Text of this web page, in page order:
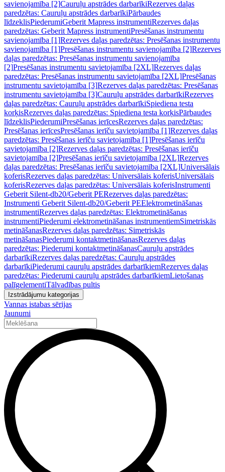
savienojamība [2]Cauruļu apstrādes darbarīkiRezerves daļas
paredzētas: Cauruļu apstrādes darbarīkiPārbaudes
līdzeklisPiederumiGeberit Mapress instrumentiRezerves daļas
paredzētas: Geberit Mapress instrumentiPresēšanas instrumentu
savienojamība [1]Rezerves daļas paredzētas: Presēšanas instrumentu
savienojamība [1]Presēšanas instrumentu savienojamība [2]Rezerves
daļas paredzētas: Presēšanas instrumentu savienojamība
[2]Presēšanas instrumentu savietojamība [2XL]Rezerves daļas
paredzētas: Presēšanas instrumentu savietojamība [2XL]Presēšanas
instrumentu savietojamība [3]Rezerves daļas paredzētas: Presēšanas
instrumentu savietojamība [3]Cauruļu apstrādes darbarīkiRezerves
daļas paredzētas: Cauruļu apstrādes darbarīkiSpiediena testa
korķisRezerves daļas paredzētas: Spiediena testa korķisPārbaudes
līdzeklisPiederumiPresēšanas ierīcesRezerves daļas paredzētas:
Presēšanas ierīcesPresēšanas ierīču savietojamība [1]Rezerves daļas
paredzētas: Presēšanas ierīču savietojamība [1]Presēšanas ierīču
savietojamība [2]Rezerves daļas paredzētas: Presēšanas ierīču
savietojamība [2]Presēšanas ierīču savietojamība [2XL]Rezerves
daļas paredzētas: Presēšanas ierīču savietojamība [2XL]Universālais
koferisRezerves daļas paredzētas: Universālais koferisUniversālais
koferisRezerves daļas paredzētas: Universālais koferisInstrumenti
Geberit Silent-db20/Geberit PERezerves daļas paredzētas:
Instrumenti Geberit Silent-db20/Geberit PEElektrometināšanas
instrumentiRezerves daļas paredzētas: Elektrometināšanas
instrumentiPiederumi elektrometināšanas instrumentiemSimetriskās
metināšanasRezerves daļas paredzētas: Simetriskās
metināšanasPiederumi kontaktmetināšanasRezerves daļas
paredzētas: Piederumi kontaktmetināšanasCauruļu apstrādes
darbarīkiRezerves daļas paredzētas: Cauruļu apstrādes
darbarīkiPiederumi cauruļu apstrādes darbarīkiemRezerves daļas
paredzētas: Piederumi cauruļu apstrādes darbarīkiemLietošanas
palīgelementiTālvadības pultis
Izstrādājumu kategorijas
Vannas istabas sērijas
Jaunumi